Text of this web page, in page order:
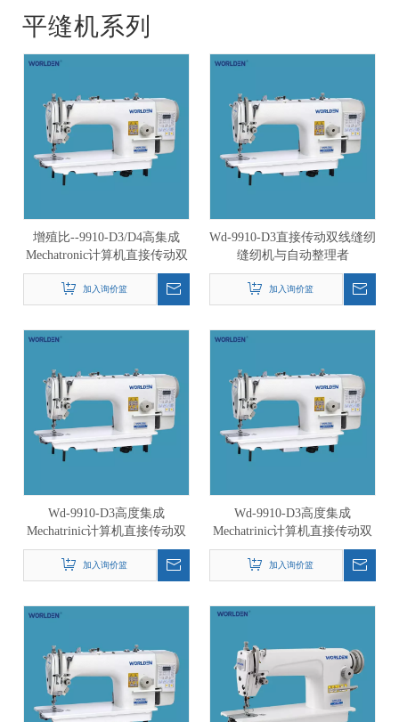
平缝机系列
增殖比--9910-D3/D4高集成
Mechatronic计算机直接传动双
线缝纫设备与自动修整
加入询价篮
Wd-9910-D3直接传动双线缝纫
缝纫机与自动整理者
加入询价篮
Wd-9910-D3高度集成
Mechatrinic计算机直接传动双
线缝纫缝纫机
加入询价篮
Wd-9910-D3高度集成
Mechatrinic计算机直接传动双
线缝纫设备
加入询价篮